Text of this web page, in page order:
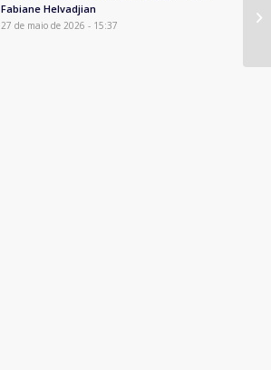
Fabiane Helvadjian
27 de maio de 2026 - 15:37